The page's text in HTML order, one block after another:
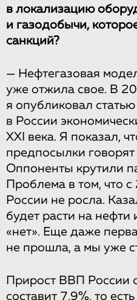
в локализацию
и газодобычи,
санкций?
— Нефтегазовая
уже отжила свое. В
я опубликовал
в России
XXI века. Я показал,
предпосылки говорят
Оппоненты крутили
Проблема в том, что
России не росла.
будет расти на нефти
«нет». Еще даже
не прошла, а мы уже
Прирост ВВП России
составит 7,9%, то